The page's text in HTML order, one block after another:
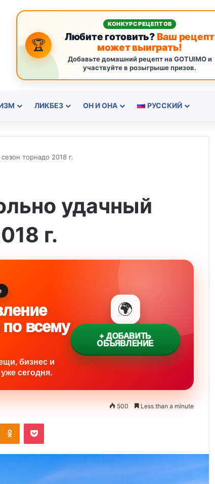
🏆
КОНКУРС РЕЦЕПТОВ
Любите готовить?Ваш рецепт
может выиграть!
Добавьте домашний рецепт на GOTUIMO и
участвуйте в розыгрыше призов.
ЛИКБЕЗ ОН И ОНА РУССКИЙ
торнадо 2018 г.
удачный
г.
всему
бизнес и
сегодня.
🌍
+ ДОБАВИТЬ
ОБЪЯВЛЕНИЕ
500 Less than a minute